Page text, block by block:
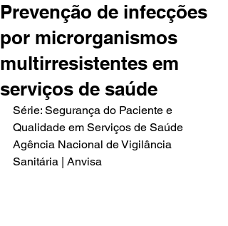
Prevenção de infecções
por microrganismos
multirresistentes em
serviços de saúde
Série: Segurança do Paciente e
Qualidade em Serviços de Saúde
Agência Nacional de Vigilância
Sanitária | Anvisa